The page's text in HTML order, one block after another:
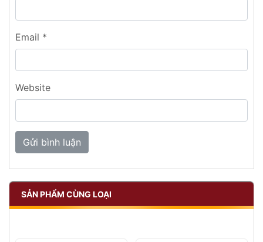
Email *
Website
SẢN PHẨM CÙNG LOẠI